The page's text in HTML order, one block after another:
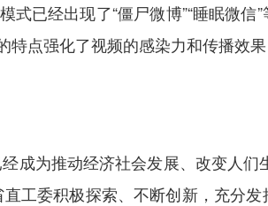
式已经出现了“僵尸微博”“睡眠微
点强化了视频的感染力和传播效
成为推动经济社会发展、改变人
工委积极探索、不断创新，充分